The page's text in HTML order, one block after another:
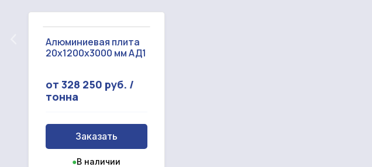
Алюминиевая плита
20x1200x3000 мм АД1
от 328 250 руб. /
тонна
Заказать
●В наличии